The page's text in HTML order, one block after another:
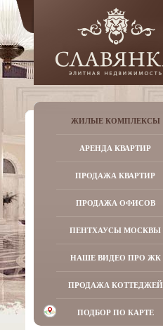
ЖИЛЫЕ КОМПЛЕКСЫ
АРЕНДА КВАРТИР
ПРОДАЖА КВАРТИР
ПРОДАЖА ОФИСОВ
ПЕНТХАУСЫ МОСКВЫ
НАШЕ ВИДЕО ПРО ЖК
ПРОДАЖА КОТТЕДЖЕЙ
ПОДБОР ПО КАРТЕ